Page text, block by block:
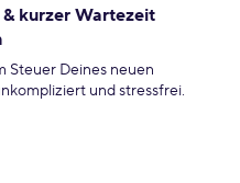
kurzer Wartezeit
Steuer Deines neuen
und stressfrei.